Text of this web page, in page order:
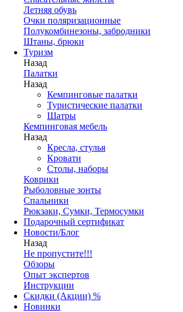
Летняя обувь
Очки поляризационные
Полукомбинезоны, забродники
Штаны, брюки
Туризм
Назад
Палатки
Назад
Кемпинговые палатки
Туристические палатки
Шатры
Кемпинговая мебель
Назад
Кресла, стулья
Кровати
Столы, наборы
Коврики
Рыболовные зонты
Спальники
Рюкзаки, Сумки, Термосумки
Подарочный сертификат
Новости/Блог
Назад
Не пропустите!!!
Обзоры
Опыт экспертов
Инструкции
Скидки (Акции) %
Новинки